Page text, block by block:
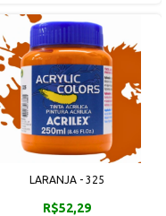
LARANJA - 325
R$52,29